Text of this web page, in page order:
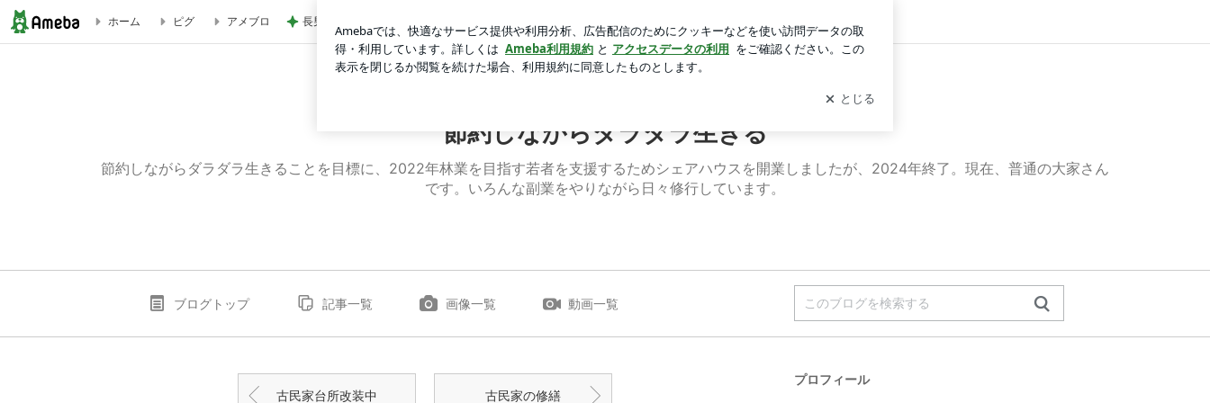
寝具にお金をかける‼️ | 節約しながらダラダラ生きる
ホーム ピグ アメブロ 長男だから当然と言ってくる義姉 ログイン
節約しながらダラダラ生きる
節約しながらダラダラ生きることを目標に、2022年林業を目指す若者を支援するためシェアハウスを開業しましたが、2024年終了。現在、普通の大家さん
です。いろんな副業をやりながら日々修行しています。
ブログトップ 記事一覧 画像一覧 動画一覧
古民家台所改装中 古民家の修繕
プロフィール